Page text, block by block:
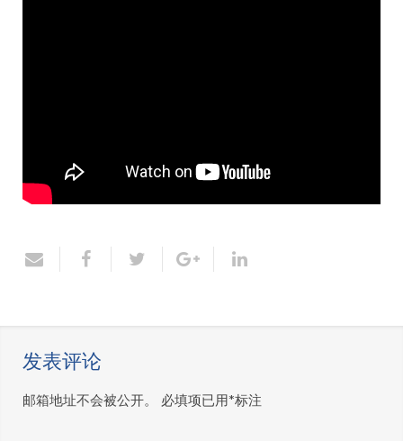
发表评论
邮箱地址不会被公开。 必填项已用*标注